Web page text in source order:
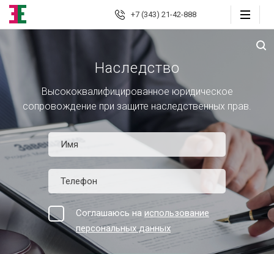
+7 (343) 21-42-888
Екатеринбург
Юридические
услуги
Автоюрист
Страховые споры
Страховой консалтинг
Защита должника
Банкротство граждан
Наследство
Высококвалифицированное юридическое
сопровождение при защите наследственных прав.
Соглашаюсь на использование
персональных данных